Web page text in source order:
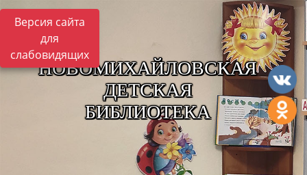
Версия сайта
для
слабовидящих
НОВОМИХАЙЛОВСКАЯ
ДЕТСКАЯ
БИБЛИОТЕКА